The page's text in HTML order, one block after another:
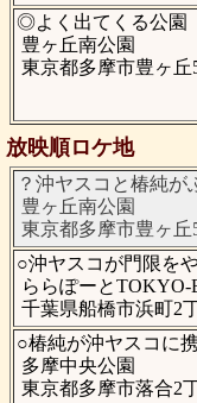
◎よく出てくる公園
豊ヶ丘南公園
東京都多摩市豊ヶ丘
放映順ロケ地
？沖ヤスコと椿純が
豊ヶ丘南公園
東京都多摩市豊ヶ丘
○沖ヤスコが門限を
ららぽーとTOKYO-
千葉県船橋市浜町2
○椿純が沖ヤスコに
多摩中央公園
東京都多摩市落合2